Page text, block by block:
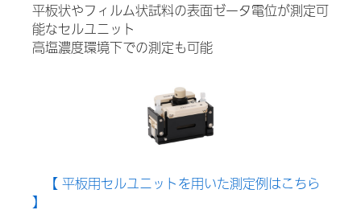
平板状やフィルム状試料の表面ゼータ電位が測定可
能なセルユニット
高塩濃度環境下での測定も可能
【 平板用セルユニットを用いた測定例はこちら
】